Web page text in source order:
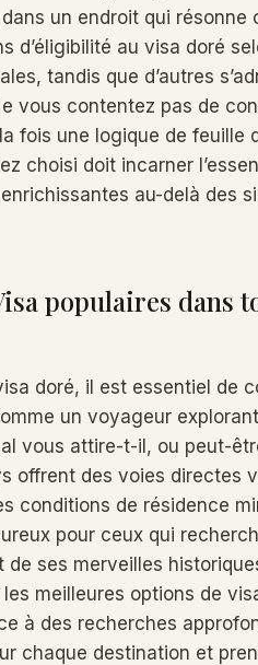
un endroit qui résonne
d’éligibilité au visa doré
tandis que d’autres
vous contentez pas de
fois une logique de feuille
choisi doit incarner
au-delà des
populaires dans
doré, il est essentiel de
un voyageur
vous attire-t-il, ou peut-
offrent des voies directes
conditions de résidence
pour ceux qui
ses merveilles
meilleures options de
à des recherches
chaque destination et